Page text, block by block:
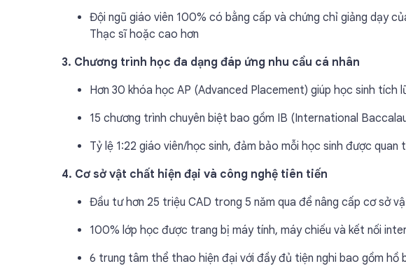
Đội ngũ giáo viên 100% có bằng cấp và chứng chỉ giảng dạy
Thạc sĩ hoặc cao hơn
3. Chương trình học đa dạng đáp ứng nhu cầu cá nhân
Hơn 30 khóa học AP (Advanced Placement) giúp học sinh
15 chương trình chuyên biệt bao gồm IB (International
Tỷ lệ 1:22 giáo viên/học sinh, đảm bảo mỗi học sinh được
4. Cơ sở vật chất hiện đại và công nghệ tiên tiến
Đầu tư hơn 25 triệu CAD trong 5 năm qua để nâng cấp cơ sở
100% lớp học được trang bị máy tính, máy chiếu và kết nối
6 trung tâm thể thao hiện đại với đầy đủ tiện nghi bao gồm hồ